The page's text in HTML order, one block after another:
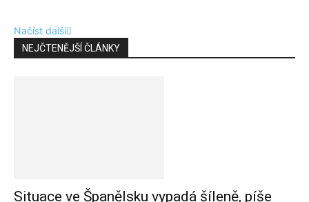
Načíst další
NEJČTENĚJŠÍ ČLÁNKY
Situace ve Španělsku vypadá šíleně, píše